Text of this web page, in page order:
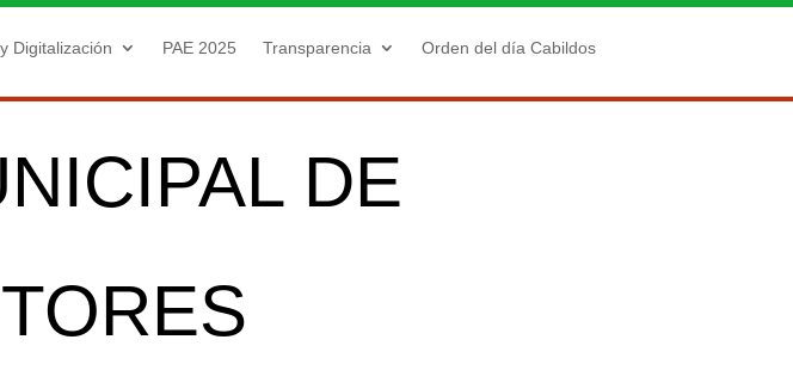
Digitalización PAE 2025 Transparencia Orden del día Cabildos
DE